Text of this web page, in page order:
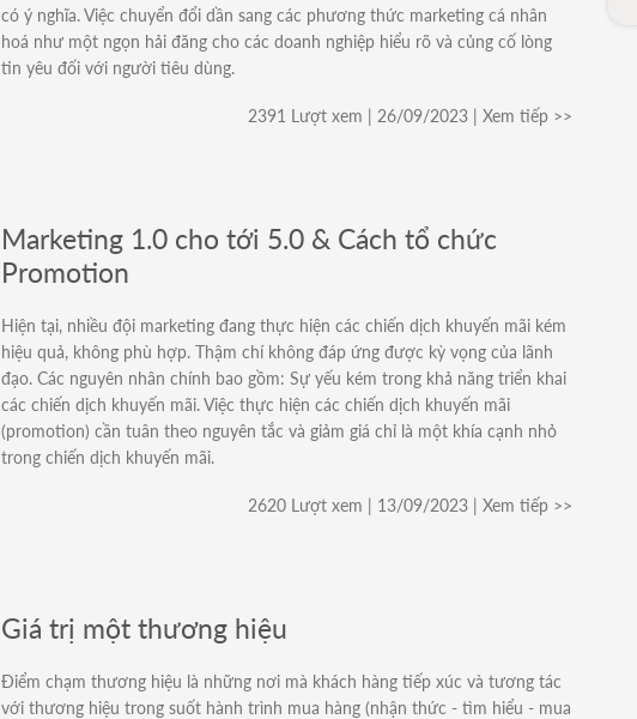
có ý nghĩa. Việc chuyển đổi dần sang các phương thức marketing cá nhân
hoá như một ngọn hải đăng cho các doanh nghiệp hiểu rõ và củng cố lòng
tin yêu đối với người tiêu dùng.
2391 Lượt xem | 26/09/2023 | Xem tiếp >>
Marketing 1.0 cho tới 5.0 & Cách tổ chức
Promotion
Hiện tại, nhiều đội marketing đang thực hiện các chiến dịch khuyến mãi kém
hiệu quả, không phù hợp. Thậm chí không đáp ứng được kỳ vọng của lãnh
đạo. Các nguyên nhân chính bao gồm: Sự yếu kém trong khả năng triển khai
các chiến dịch khuyến mãi. Việc thực hiện các chiến dịch khuyến mãi
(promotion) cần tuân theo nguyên tắc và giảm giá chỉ là một khía cạnh nhỏ
trong chiến dịch khuyến mãi.
2620 Lượt xem | 13/09/2023 | Xem tiếp >>
Giá trị một thương hiệu
Điểm chạm thương hiệu là những nơi mà khách hàng tiếp xúc và tương tác
với thương hiệu trong suốt hành trình mua hàng (nhận thức - tìm hiểu - mua